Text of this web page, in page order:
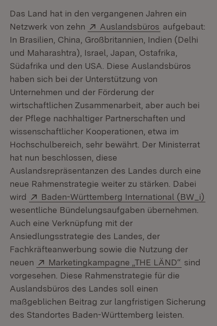
Das Land hat in den vergangenen Jahren ein
Netzwerk von zehn
Extern:
Auslandsbüros (Öffnet in
aufgebaut:
In Brasilien, China, Großbritannien, Indien (Delhi
und Maharashtra), Israel, Japan, Ostafrika,
Südafrika und den USA. Diese Auslandsbüros
haben sich bei der Unterstützung von
Unternehmen und der Förderung der
wirtschaftlichen Zusammenarbeit, aber auch bei
der Pflege nachhaltiger Partnerschaften und
wissenschaftlicher Kooperationen, etwa im
Hochschulbereich, sehr bewährt. Der Ministerrat
hat nun beschlossen, diese
Auslandsrepräsentanzen des Landes durch eine
neue Rahmenstrategie weiter zu stärken. Dabei
wird
Extern:
Baden-Württemberg International (BW_i)
wesentliche Bündelungsaufgaben übernehmen.
Auch eine Verknüpfung mit der
Ansiedlungsstrategie des Landes, der
Fachkräfteanwerbung sowie die Nutzung der
neuen
Extern:
Marketingkampagne „THE LÄND“ (Öffnet
sind
vorgesehen. Diese Rahmenstrategie für die
Auslandsbüros des Landes soll einen
maßgeblichen Beitrag zur langfristigen Sicherung
des Standortes Baden-Württemberg leisten.